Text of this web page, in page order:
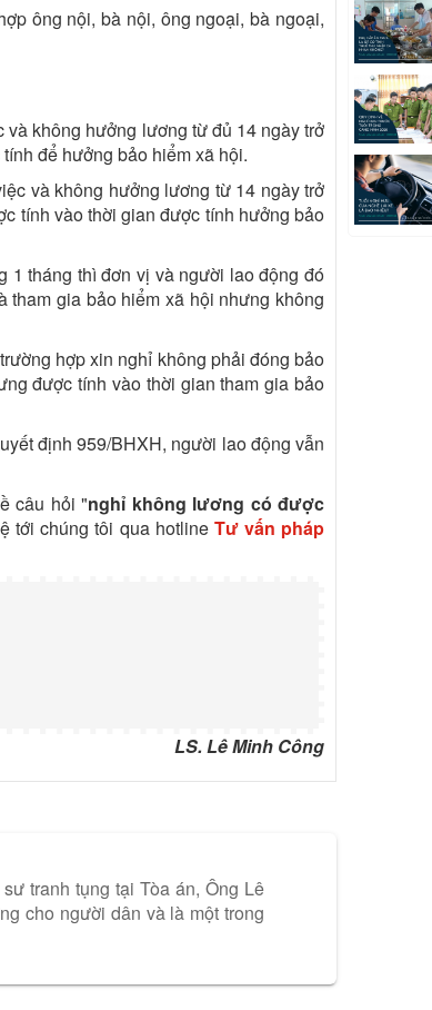
ông nội, bà nội, ông ngoại, bà ngoại,
không hưởng lương từ đủ 14 ngày trở
để hưởng bảo hiểm xã hội.
và không hưởng lương từ 14 ngày trở
tính vào thời gian được tính hưởng bảo
1 tháng thì đơn vị và người lao động đó
tham gia bảo hiểm xã hội nhưng không
hợp xin nghỉ không phải đóng bảo
được tính vào thời gian tham gia bảo
định 959/BHXH, người lao động vẫn
câu hỏi "nghỉ không lương có được
tới chúng tôi qua hotline Tư vấn pháp
LS. Lê Minh Công
tranh tụng tại Tòa án, Ông Lê
cho người dân và là một trong